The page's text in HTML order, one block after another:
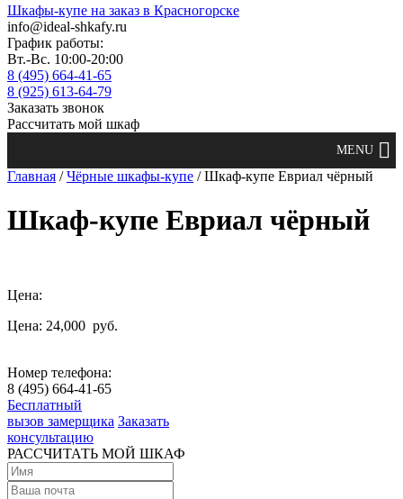
Шкафы-купе на заказ в Красногорске
info@ideal-shkafy.ru
График работы:
Вт.-Вс. 10:00-20:00
8 (495) 664-41-65
8 (925) 613-64-79
Заказать звонок
Рассчитать мой шкаф
Главная /Чёрные шкафы-купе / Шкаф-купе Евриал чёрный
Шкаф-купе Евриал чёрный
Цена:
Цена: 24,000 руб.
Номер телефона:
8 (495) 664-41-65
Бесплатный
вызов замерщика Заказать
консультацию
РАССЧИТАТЬ МОЙ ШКАФ